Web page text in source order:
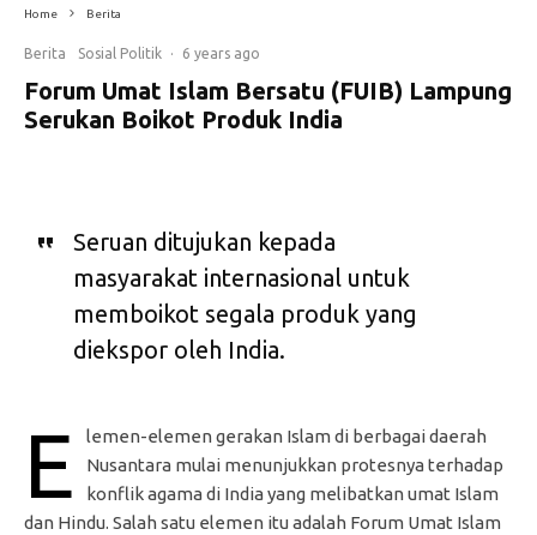
Home Berita
Berita Sosial Politik · 6 years ago
Forum Umat Islam Bersatu (FUIB) Lampung
Serukan Boikot Produk India
Seruan ditujukan kepada
masyarakat internasional untuk
memboikot segala produk yang
diekspor oleh India.
E
lemen-elemen gerakan Islam di berbagai daerah
Nusantara mulai menunjukkan protesnya terhadap
konflik agama di India yang melibatkan umat Islam
dan Hindu. Salah satu elemen itu adalah Forum Umat Islam